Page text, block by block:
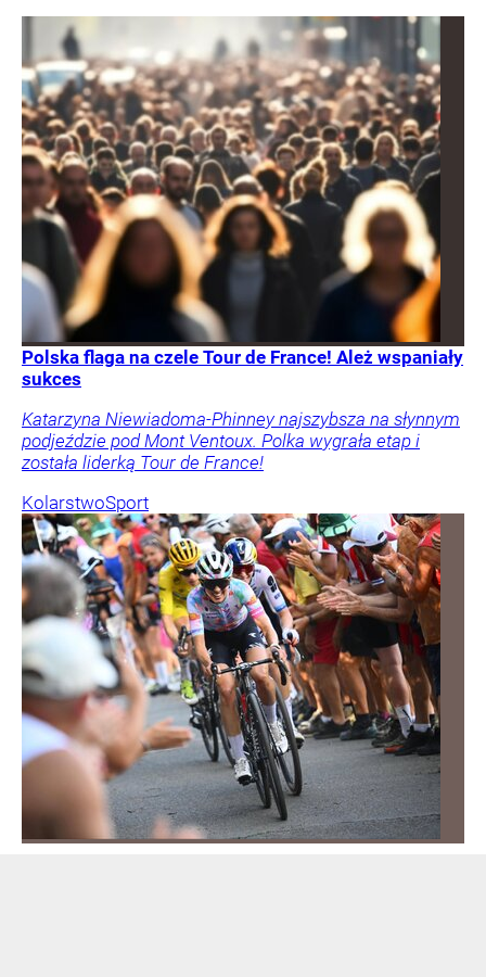
Polska flaga na czele Tour de France! Ależ wspaniały
sukces
Katarzyna Niewiadoma-Phinney najszybsza na słynnym
podjeździe pod Mont Ventoux. Polka wygrała etap i
została liderką Tour de France!
KolarstwoSport